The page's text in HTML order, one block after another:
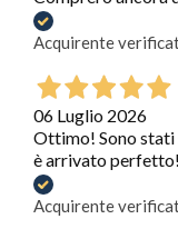
Acquirente
06 Luglio 2026
Ottimo! Sono stati
è arrivato perfetto!
Acquirente